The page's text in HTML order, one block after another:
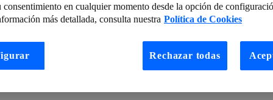
perderte
Drones e IA, las nuevas herramientas de Indiana Jones
su potencial
Caso de uso del Edge Computing: cómo
consentimiento en cualquier momento desde la opción de
más detallada, consulta nuestra Política de Cookies
Rechazar todas